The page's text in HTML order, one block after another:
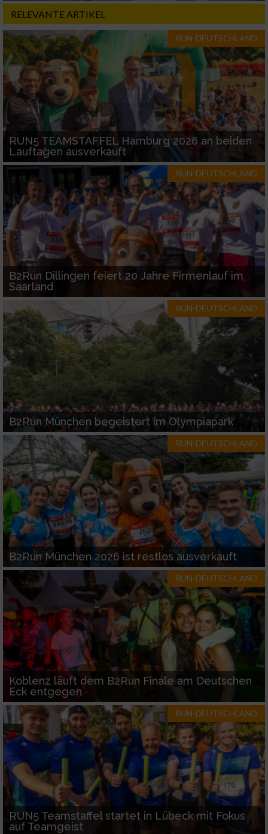
RELEVANTE ARTIKEL
RUN-DEUTSCHLAND
RUN5 TEAMSTAFFEL Hamburg 2026 an beiden
Lauftagen ausverkauft
RUN-DEUTSCHLAND
B2Run Dillingen feiert 20 Jahre Firmenlauf im
Saarland
RUN-DEUTSCHLAND
B2Run München begeistert im Olympiapark
RUN-DEUTSCHLAND
B2Run München 2026 ist restlos ausverkauft
RUN-DEUTSCHLAND
Koblenz läuft dem B2Run Finale am Deutschen
Eck entgegen
RUN-DEUTSCHLAND
RUN5 Teamstaffel startet in Lübeck mit Fokus
auf Teamgeist